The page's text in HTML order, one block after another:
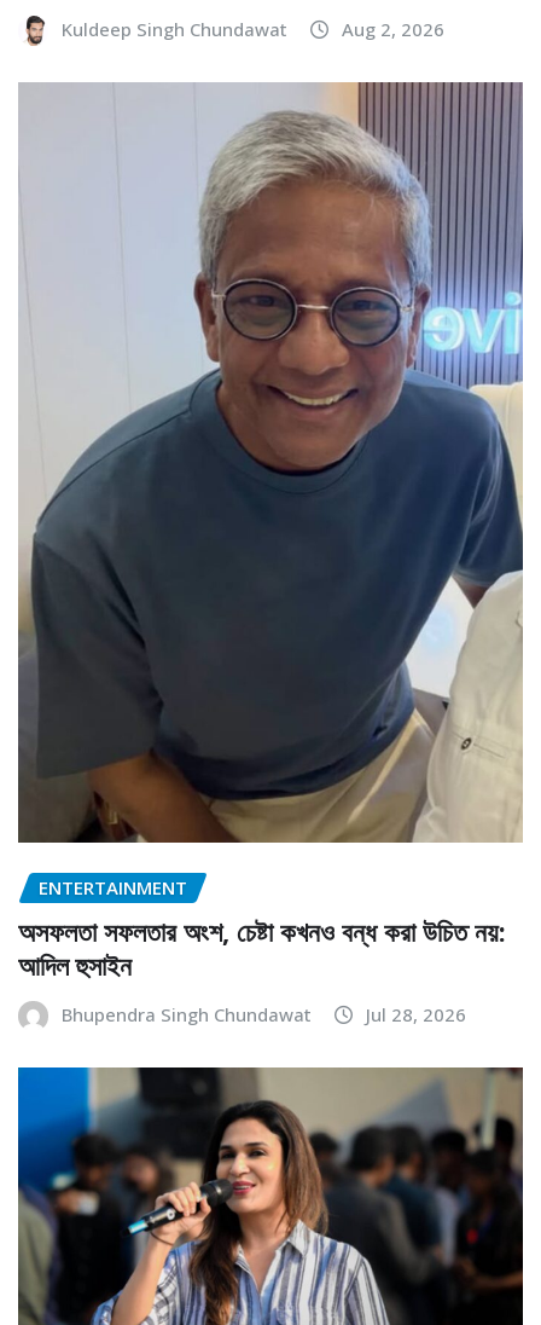
Kuldeep Singh Chundawat Aug 2, 2026
ENTERTAINMENT
অসফলতা সফলতার অংশ, চেষ্টা কখনও বন্ধ করা উচিত নয়:
আদিল হুসাইন
Bhupendra Singh Chundawat Jul 28, 2026